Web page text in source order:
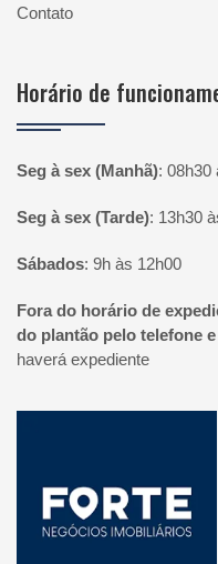
Contato
Horário de
Seg à sex (Manhã): 08h30
Seg à sex (Tarde): 13h30
Sábados: 9h às 12h00
Fora do horário de
do plantão pelo telefone
haverá expediente